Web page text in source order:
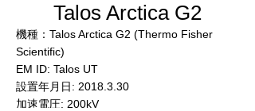
Talos Arctica G2
機種：Talos Arctica G2 (Thermo Fisher
Scientific)
EM ID: Talos UT
設置年月日: 2018.3.30
加速電圧: 200kV